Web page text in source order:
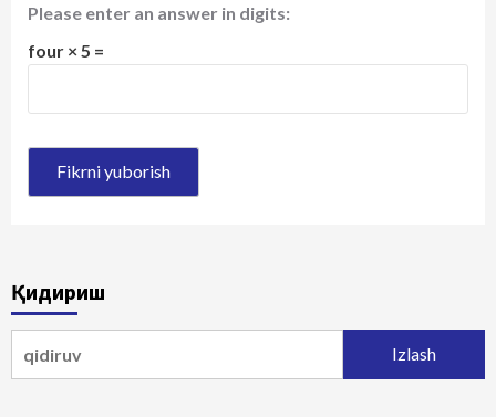
Please enter an answer in digits:
four × 5 =
Қидириш